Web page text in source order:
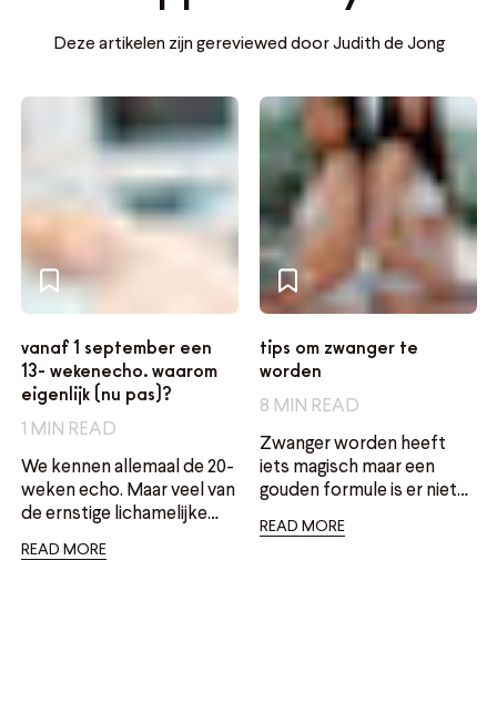
Deze artikelen zijn gereviewed door Judith de Jong
vanaf 1 september een
13- wekenecho. waarom
eigenlijk (nu pas)?
1 MIN READ
We kennen allemaal de 20-
weken echo. Maar veel van
de ernstige lichamelijke
kunnen in de meeste
READ MORE
tips om zwanger te
worden
8 MIN READ
Zwanger worden heeft
iets magisch maar een
gouden formule is er niet
vanzelfsprekend. Maar er
READ MORE